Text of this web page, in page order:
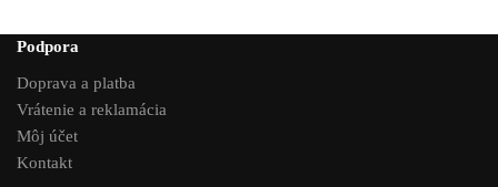
Podpora
Doprava a platba
Vrátenie a reklamácia
Môj účet
Kontakt